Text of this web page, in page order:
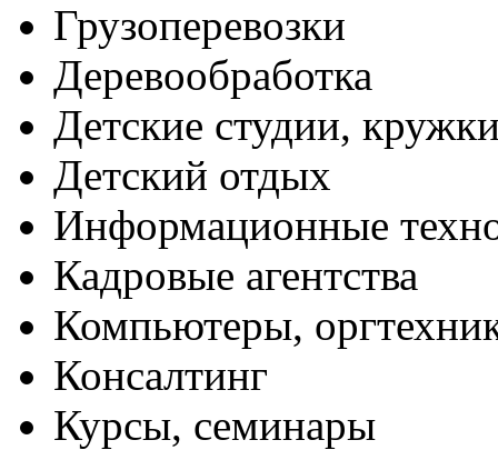
Грузоперевозки
Деревообработка
Детские студии,
Детский отдых
Информационные
Кадровые агентства
Компьютеры,
Консалтинг
Курсы, семинары